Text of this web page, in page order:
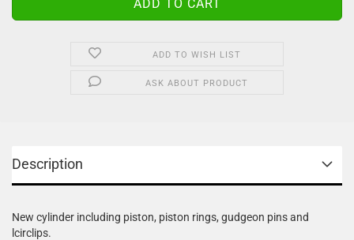
ADD TO WISH LIST
ASK ABOUT PRODUCT
Description
New cylinder including piston, piston rings, gudgeon pins and
lcirclips.